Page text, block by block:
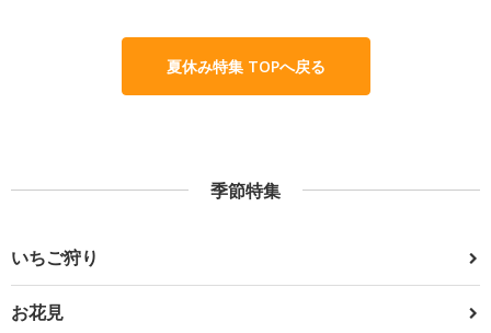
夏休み特集 TOPへ戻る
季節特集
いちご狩り
お花見